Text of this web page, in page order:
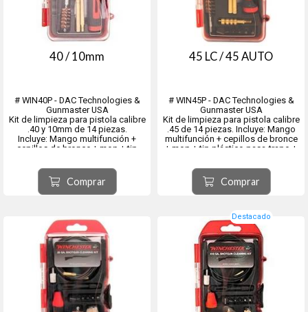
40 / 10mm
# WIN40P - DAC Technologies &
Gunmaster USA
Kit de limpieza para pistola calibre
.40 y 10mm de 14 piezas.
Incluye: Mango multifunción +
cepillos de bronce + mop + tip
tramos + puntero de bronce
macizo + 25 parche de limpieza
descartables y 6 punteros para
destor...
Comprar
45 LC / 45 AUTO
# WIN45P - DAC Technologies &
Gunmaster USA
Kit de limpieza para pistola calibre
.45 de 14 piezas. Incluye: Mango
multifunción + cepillos de bronce
+ mop + tip plástico pasa-trapo +
bronce macizo + 25 parche de
limpieza descartables y 6 punteros
para destornillador....
Comprar
Destacado